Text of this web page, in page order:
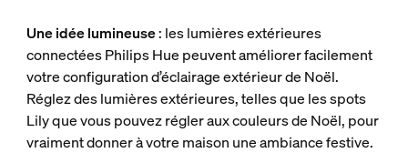
Une idée lumineuse: les lumières extérieures
connectées Philips Hue peuvent améliorer facilement
votre configuration d’éclairage extérieur de Noël.
Réglez des lumières extérieures, telles que les spots
Lily que vous pouvez régler aux couleurs de Noël, pour
vraiment donner à votre maison une ambiance festive.